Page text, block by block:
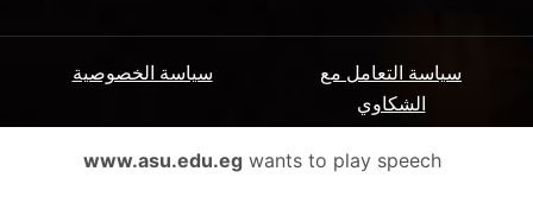
سياسة الخصوصية
سياسة التعامل مع
الشكاوي
الأسئلة الشائعة ميثاق المتعاملين www.asu.edu.egwants to play speech